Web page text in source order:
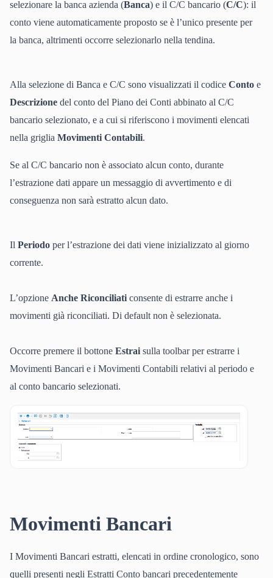
selezionare la banca azienda (Banca) e il C/C bancario (C/C): il
conto viene automaticamente proposto se è l’unico presente per
la banca, altrimenti occorre selezionarlo nella tendina.
Alla selezione di Banca e C/C sono visualizzati il codice Conto e
Descrizione del conto del Piano dei Conti abbinato al C/C
bancario selezionato, e a cui si riferiscono i movimenti elencati
nella griglia Movimenti Contabili.
Se al C/C bancario non è associato alcun conto, durante
l’estrazione dati appare un messaggio di avvertimento e di
conseguenza non sarà estratto alcun dato.
Il Periodo per l’estrazione dei dati viene inizializzato al giorno
corrente.
L’opzione Anche Riconciliati consente di estrarre anche i
movimenti già riconciliati. Di default non è selezionata.
Occorre premere il bottone Estrai sulla toolbar per estrarre i
Movimenti Bancari e i Movimenti Contabili relativi al periodo e
al conto bancario selezionati.
Movimenti Bancari
I Movimenti Bancari estratti, elencati in ordine cronologico, sono
quelli presenti negli Estratti Conto bancari precedentemente